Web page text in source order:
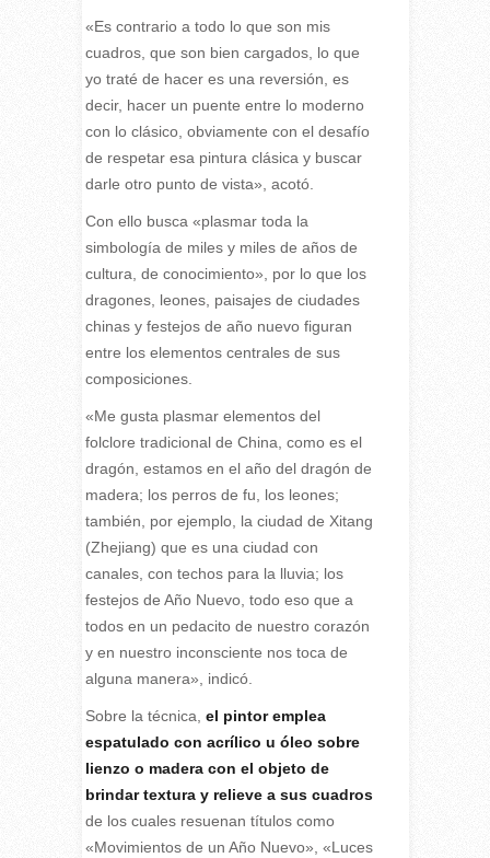
«Es contrario a todo lo que son mis
cuadros, que son bien cargados, lo que
yo traté de hacer es una reversión, es
decir, hacer un puente entre lo moderno
con lo clásico, obviamente con el desafío
de respetar esa pintura clásica y buscar
darle otro punto de vista», acotó.
Con ello busca «plasmar toda la
simbología de miles y miles de años de
cultura, de conocimiento», por lo que los
dragones, leones, paisajes de ciudades
chinas y festejos de año nuevo figuran
entre los elementos centrales de sus
composiciones.
«Me gusta plasmar elementos del
folclore tradicional de China, como es el
dragón, estamos en el año del dragón de
madera; los perros de fu, los leones;
también, por ejemplo, la ciudad de Xitang
(Zhejiang) que es una ciudad con
canales, con techos para la lluvia; los
festejos de Año Nuevo, todo eso que a
todos en un pedacito de nuestro corazón
y en nuestro inconsciente nos toca de
alguna manera», indicó.
Sobre la técnica, el pintor emplea
espatulado con acrílico u óleo sobre
lienzo o madera con el objeto de
brindar textura y relieve a sus cuadros
de los cuales resuenan títulos como
«Movimientos de un Año Nuevo», «Luces